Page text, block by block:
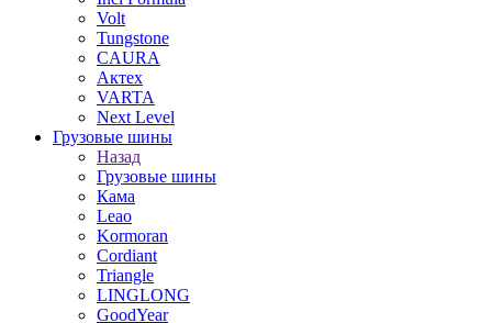
Volt
Tungstone
CAURA
Актех
VARTA
Next Level
Грузовые шины
Назад
Грузовые шины
Кама
Leao
Kormoran
Cordiant
Triangle
LINGLONG
GoodYear